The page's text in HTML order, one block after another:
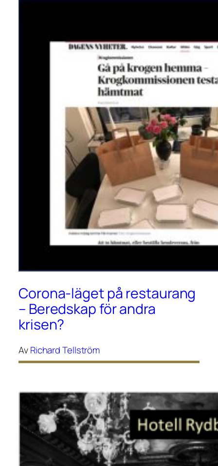
Corona-läget på restaurang
– Beredskap för andra
krisen?
AvRichard Tellström